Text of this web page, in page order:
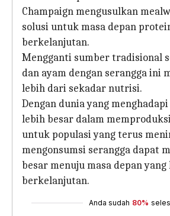
Champaign mengusulkan
solusi untuk masa depan
berkelanjutan.
Mengganti sumber tradisional
dan ayam dengan serangga ini
lebih dari sekadar nutrisi.
Dengan dunia yang
lebih besar dalam
untuk populasi yang terus
mengonsumsi serangga dapat
besar menuju masa depan
berkelanjutan.
Anda sudah 80%